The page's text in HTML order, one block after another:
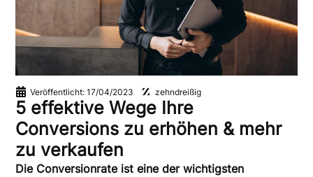
Veröffentlicht: 17/04/2023 zehndreißig
5 effektive Wege Ihre
Conversions zu erhöhen & mehr
zu verkaufen
Die Conversionrate ist eine der wichtigsten